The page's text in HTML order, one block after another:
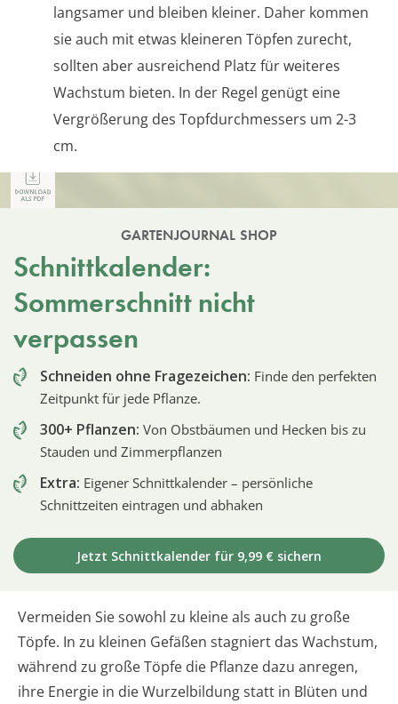
langsamer und bleiben kleiner. Daher kommen
sie auch mit etwas kleineren Töpfen zurecht,
sollten aber ausreichend Platz für weiteres
Wachstum bieten. In der Regel genügt eine
Vergrößerung des Topfdurchmessers um 2-3
cm.
GARTENJOURNAL SHOP
Schnittkalender:
Sommerschnitt nicht
verpassen
Schneiden ohne Fragezeichen: Finde den perfekten
Zeitpunkt für jede Pflanze.
300+ Pflanzen: Von Obstbäumen und Hecken bis zu
Stauden und Zimmerpflanzen
Extra: Eigener Schnittkalender – persönliche
Schnittzeiten eintragen und abhaken
Jetzt Schnittkalender für 9,99 € sichern
Vermeiden Sie sowohl zu kleine als auch zu große
Töpfe. In zu kleinen Gefäßen stagniert das Wachstum,
während zu große Töpfe die Pflanze dazu anregen,
ihre Energie in die Wurzelbildung statt in Blüten und